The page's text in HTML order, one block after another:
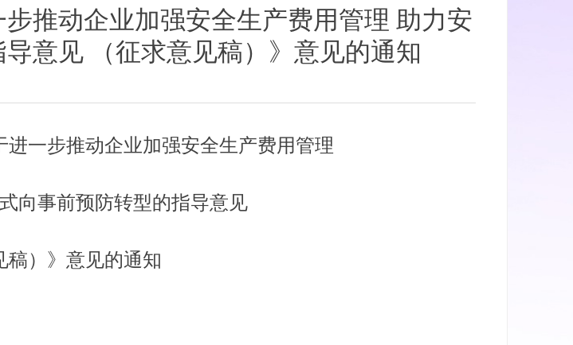
推动企业加强安全生产费用管理 助力安
意见 （征求意见稿）》意见的通知
进一步推动企业加强安全生产费用管理
向事前预防转型的指导意见
稿）》意见的通知